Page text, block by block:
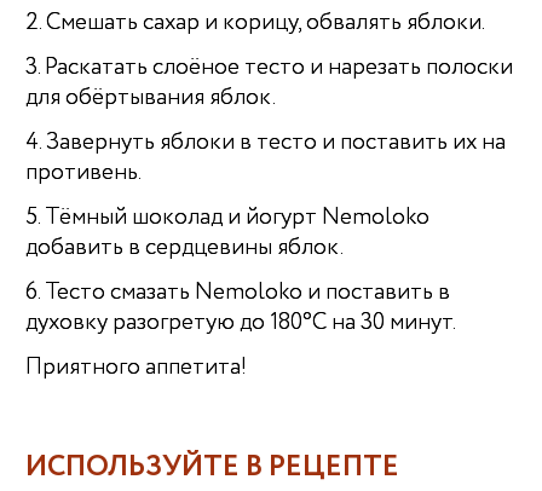
2. Смешать сахар и корицу, обвалять яблоки.
3. Раскатать слоёное тесто и нарезать полоски
для обёртывания яблок.
4. Завернуть яблоки в тесто и поставить их на
противень.
5. Тёмный шоколад и йогурт Nemoloko
добавить в сердцевины яблок.
6. Тесто смазать Nemoloko и поставить в
духовку разогретую до 180°C на 30 минут.
Приятного аппетита!
ИСПОЛЬЗУЙТЕ В РЕЦЕПТЕ